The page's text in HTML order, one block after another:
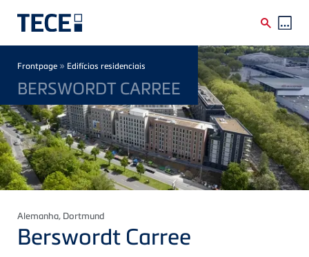
Breadcrumb
Frontpage » Edifícios residenciais
BERSWORDT CARREE
Alemanha, Dortmund
Berswordt Carree